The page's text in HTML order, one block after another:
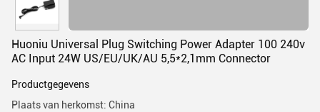
Huoniu Universal Plug Switching Power Adapter 100 240v
AC Input 24W US/EU/UK/AU 5,5*2,1mm Connector
Productgegevens
Plaats van herkomst: China